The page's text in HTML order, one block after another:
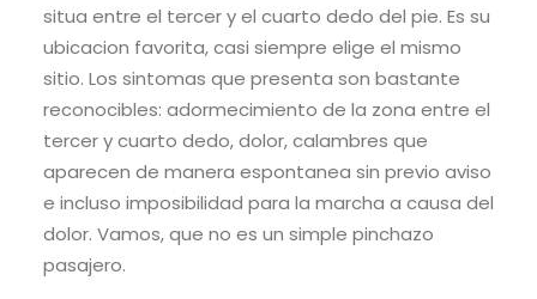
situa entre el tercer y el cuarto dedo del pie. Es su
ubicacion favorita, casi siempre elige el mismo
sitio. Los sintomas que presenta son bastante
reconocibles: adormecimiento de la zona entre el
tercer y cuarto dedo, dolor, calambres que
aparecen de manera espontanea sin previo aviso
e incluso imposibilidad para la marcha a causa del
dolor. Vamos, que no es un simple pinchazo
pasajero.